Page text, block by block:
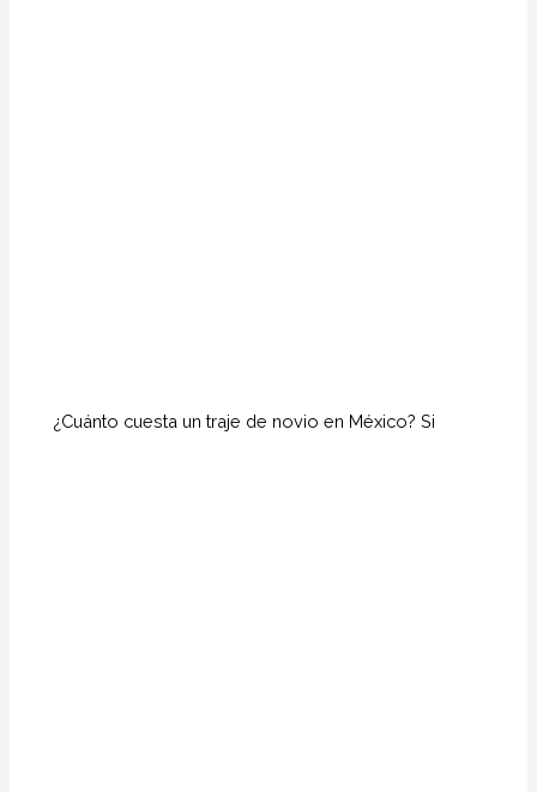
¿Cuánto cuesta un traje de novio en México? Si